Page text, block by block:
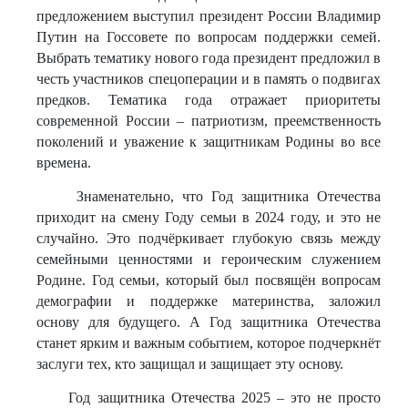
предложением выступил президент России Владимир
Путин на Госсовете по вопросам поддержки семей.
Выбрать тематику нового года президент предложил в
честь участников спецоперации и в память о подвигах
предков. Тематика года отражает приоритеты
современной России – патриотизм, преемственность
поколений и уважение к защитникам Родины во все
времена.
Знаменательно, что Год защитника Отечества
приходит на смену Году семьи в 2024 году, и это не
случайно. Это подчёркивает глубокую связь между
семейными ценностями и героическим служением
Родине. Год семьи, который был посвящён вопросам
демографии и поддержке материнства, заложил
основу для будущего. А Год защитника Отечества
станет ярким и важным событием, которое подчеркнёт
заслуги тех, кто защищал и защищает эту основу.
Год защитника Отечества 2025 – это не просто